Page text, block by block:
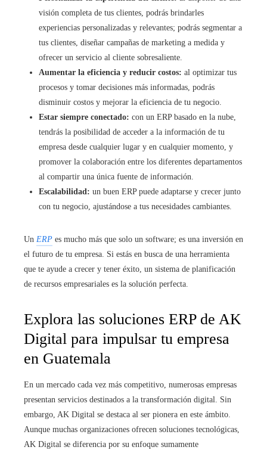
visión completa de tus clientes, podrás brindarles
experiencias personalizadas y relevantes; podrás segmentar a
tus clientes, diseñar campañas de marketing a medida y
ofrecer un servicio al cliente sobresaliente.
Aumentar la eficiencia y reducir costos: al optimizar tus
procesos y tomar decisiones más informadas, podrás
disminuir costos y mejorar la eficiencia de tu negocio.
Estar siempre conectado: con un ERP basado en la nube,
tendrás la posibilidad de acceder a la información de tu
empresa desde cualquier lugar y en cualquier momento, y
promover la colaboración entre los diferentes departamentos
al compartir una única fuente de información.
Escalabilidad: un buen ERP puede adaptarse y crecer junto
con tu negocio, ajustándose a tus necesidades cambiantes.
Un ERP es mucho más que solo un software; es una inversión en
el futuro de tu empresa. Si estás en busca de una herramienta
que te ayude a crecer y tener éxito, un sistema de planificación
de recursos empresariales es la solución perfecta.
Explora las soluciones ERP de AK
Digital para impulsar tu empresa
en Guatemala
En un mercado cada vez más competitivo, numerosas empresas
presentan servicios destinados a la transformación digital. Sin
embargo, AK Digital se destaca al ser pionera en este ámbito.
Aunque muchas organizaciones ofrecen soluciones tecnológicas,
AK Digital se diferencia por su enfoque sumamente